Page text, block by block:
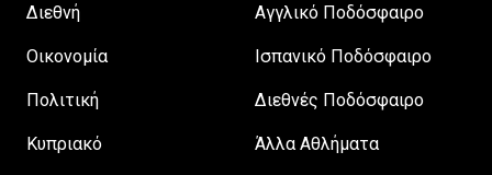
Διεθνή
Οικονομία
Πολιτική
Κυπριακό
Αγγλικό Ποδόσφαιρο
Ισπανικό Ποδόσφαιρο
Διεθνές Ποδόσφαιρο
Άλλα Αθλήματα